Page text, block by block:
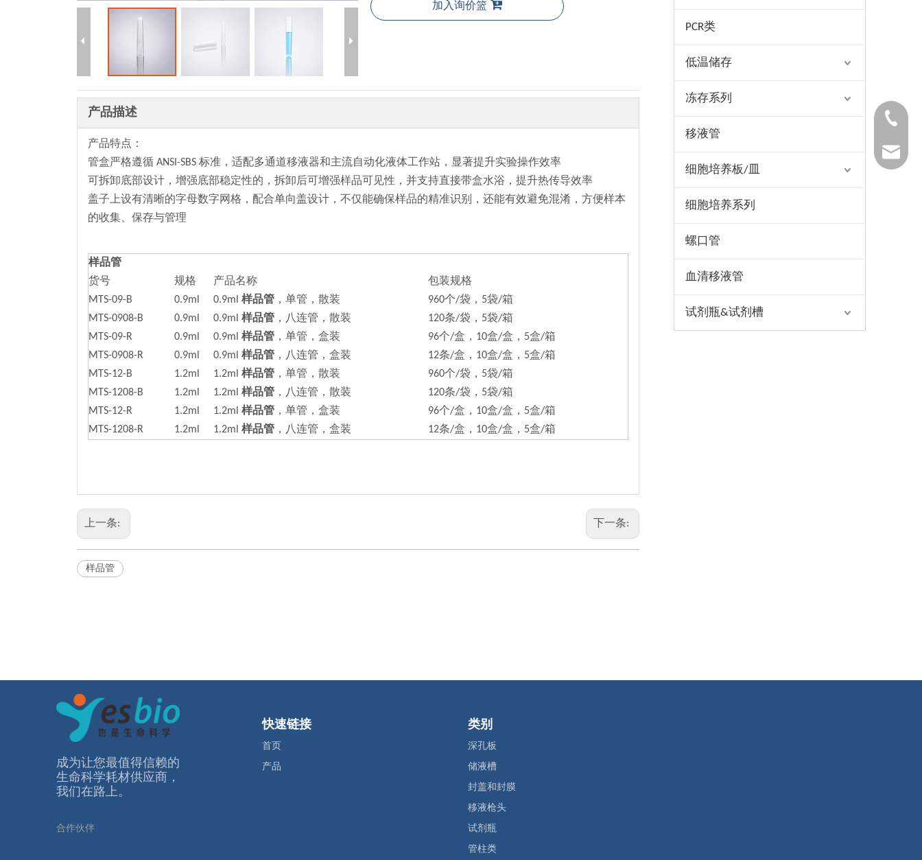
加入询价篮
产品描述
产品特点：
管盒严格遵循 ANSI-SBS 标准，适配多通道移液器和主流自动化液体工作站，显著提升实验操作效率
可拆卸底部设计，增强底部稳定性的，拆卸后可增强样品可见性，并支持直接带盒水浴，提升热传导效率
盖子上设有清晰的字母数字网格，配合单向盖设计，不仅能确保样品的精准识别，还能有效避免混淆，方便样本
的收集、保存与管理
样品管
货号
规格 产品名称
包装规格
MTS-09-B
0.9ml 0.9ml 样品管 ，单管，散装
960个/袋，5袋/箱
MTS-0908-B
0.9ml 0.9ml 样品管 ，八连管，散装
120条/袋，5袋/箱
MTS-09-R
0.9ml 0.9ml 样品管 ，单管，盒装
96个/盒，10盒/盒，5盒/箱
MTS-0908-R
0.9ml 0.9ml 样品管 ，八连管，盒装
12条/盒，10盒/盒，5盒/箱
MTS-12-B
1.2ml 1.2ml 样品管 ，单管，散装
960个/袋，5袋/箱
MTS-1208-B
1.2ml 1.2ml 样品管 ，八连管，散装
120条/袋，5袋/箱
MTS-12-R
1.2ml 1.2ml 样品管 ，单管，盒装
96个/盒，10盒/盒，5盒/箱
MTS-1208-R
1.2ml 1.2ml 样品管 ，八连管，盒装 12条/盒，10盒/盒，5盒/箱
上一条: 下一条:
样品管
PCR类
低温储存
冻存系列
移液管
细胞培养板/皿
细胞培养系列
螺口管
血清移液管
试剂瓶&试剂槽
成为让您最值得信赖的
⽣命科学耗材供应商，
我们在路上。
合作伙伴
快速链接
首页
产品
类别
深孔板
储液槽
封盖和封膜
移液枪头
试剂瓶
管柱类